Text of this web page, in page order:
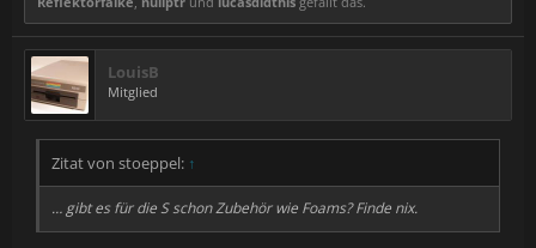
LouisB
Mitglied
Zitat von stoeppel: ↑
… gibt es für die S schon Zubehör wie Foams? Finde nix.